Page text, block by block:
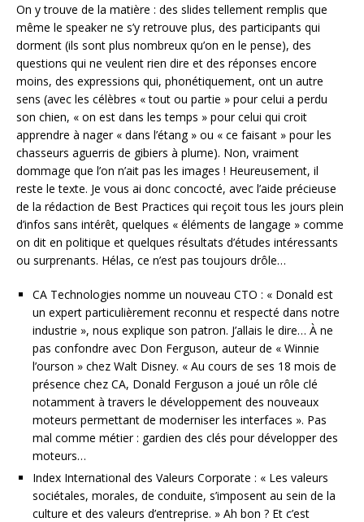
On y trouve de la matière : des slides tellement remplis que
même le speaker ne s’y retrouve plus, des participants qui
dorment (ils sont plus nombreux qu’on en le pense), des
questions qui ne veulent rien dire et des réponses encore
moins, des expressions qui, phonétiquement, ont un autre
sens (avec les célèbres « tout ou partie » pour celui a perdu
son chien, « on est dans les temps » pour celui qui croit
apprendre à nager « dans l’étang » ou « ce faisant » pour les
chasseurs aguerris de gibiers à plume). Non, vraiment
dommage que l’on n’ait pas les images ! Heureusement, il
reste le texte. Je vous ai donc concocté, avec l’aide précieuse
de la rédaction de Best Practices qui reçoit tous les jours plein
d’infos sans intérêt, quelques « éléments de langage » comme
on dit en politique et quelques résultats d’études intéressants
ou surprenants. Hélas, ce n’est pas toujours drôle…
CA Technologies nomme un nouveau CTO : « Donald est
un expert particulièrement reconnu et respecté dans notre
industrie », nous explique son patron. J’allais le dire… À ne
pas confondre avec Don Ferguson, auteur de « Winnie
l’ourson » chez Walt Disney. « Au cours de ses 18 mois de
présence chez CA, Donald Ferguson a joué un rôle clé
notamment à travers le développement des nouveaux
moteurs permettant de moderniser les interfaces ». Pas
mal comme métier : gardien des clés pour développer des
moteurs…
Index International des Valeurs Corporate : « Les valeurs
sociétales, morales, de conduite, s’imposent au sein de la
culture et des valeurs d’entreprise. » Ah bon ? Et c’est